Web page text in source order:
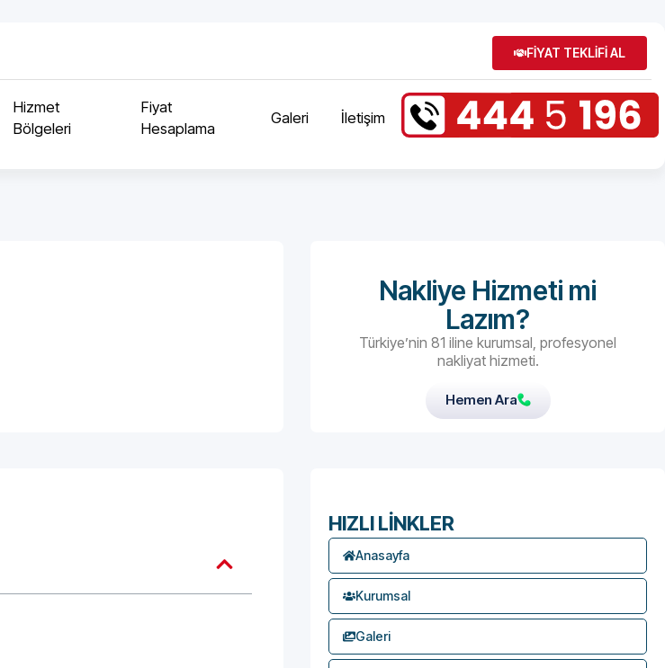
FİYAT TEKLİFİ AL
Hizmet
Bölgeleri
Fiyat
Hesaplama
Galeri İletişim
Nakliye Hizmeti mi
Lazım?
Türkiye’nin 81 iline kurumsal, profesyonel
nakliyat hizmeti.
Hemen Ara
HIZLI LİNKLER
Anasayfa
Kurumsal
Galeri